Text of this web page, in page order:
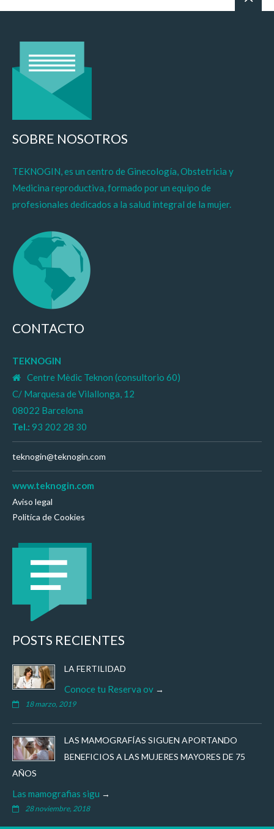
SOBRE NOSOTROS
TEKNOGIN, es un centro de Ginecología, Obstetricia y
Medicina reproductiva, formado por un equipo de
profesionales dedicados a la salud integral de la mujer.
CONTACTO
TEKNOGIN
Centre Mèdic Teknon (consultorio 60)
C/ Marquesa de Vilallonga, 12
08022 Barcelona
Tel.: 93 202 28 30
teknogin@teknogin.com
www.teknogin.com
Aviso legal
Politíca de Cookies
POSTS RECIENTES
LA FERTILIDAD
Conoce tu Reserva ov
18 marzo, 2019
LAS MAMOGRAFÍAS SIGUEN APORTANDO
BENEFICIOS A LAS MUJERES MAYORES DE 75
AÑOS
Las mamografias sigu
28 noviembre, 2018